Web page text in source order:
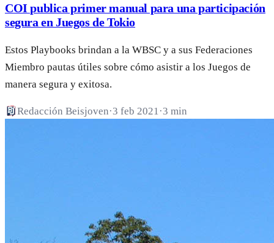
COI publica primer manual para una participación
segura en Juegos de Tokio
Estos Playbooks brindan a la WBSC y a sus Federaciones
Miembro pautas útiles sobre cómo asistir a los Juegos de
manera segura y exitosa.
Redacción Beisjoven·3 feb 2021 ·3 min